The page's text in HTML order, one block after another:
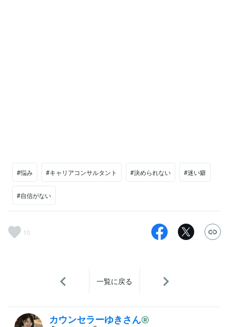
#悩み #キャリアコンサルタント #決められない #迷い癖
#自信がない
10
一覧に戻る
カウンセラーゆきさん